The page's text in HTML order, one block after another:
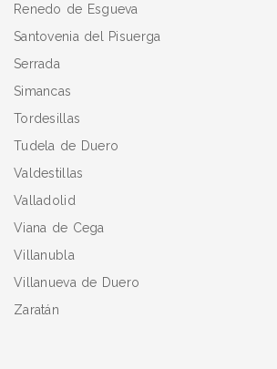
Renedo de Esgueva
Santovenia del Pisuerga
Serrada
Simancas
Tordesillas
Tudela de Duero
Valdestillas
Valladolid
Viana de Cega
Villanubla
Villanueva de Duero
Zaratán